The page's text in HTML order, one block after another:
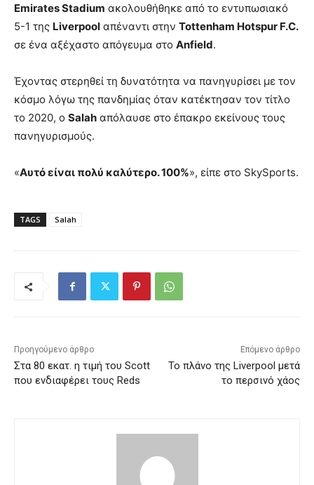
Emirates Stadium ακολουθήθηκε από το εντυπωσιακό
5-1 της Liverpool απέναντι στην Tottenham Hotspur F.C.
σε ένα αξέχαστο απόγευμα στο Anfield.
Έχοντας στερηθεί τη δυνατότητα να πανηγυρίσει με τον
κόσμο λόγω της πανδημίας όταν κατέκτησαν τον τίτλο
το 2020, ο Salah απόλαυσε στο έπακρο εκείνους τους
πανηγυρισμούς.
«Αυτό είναι πολύ καλύτερο. 100%», είπε στο SkySports.
TAGS Salah
Προηγούμενο άρθρο
Στα 80 εκατ. η τιμή του Scott
που ενδιαφέρει τους Reds
Επόμενο άρθρο
Το πλάνο της Liverpool μετά
το περσινό χάος